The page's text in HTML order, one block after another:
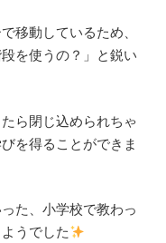
移動しているため、
を使うの？」と鋭い
ら閉じ込められちゃ
を得ることができま
た、小学校で教わっ
うでした